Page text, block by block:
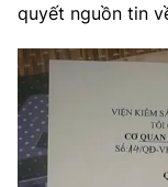
Emagazine
Photo
Video
quyết nguồn tin